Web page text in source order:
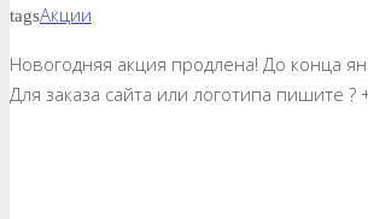
tagsАкции
Новогодняя акция продлена! До конца
Для заказа сайта или логотипа пишите